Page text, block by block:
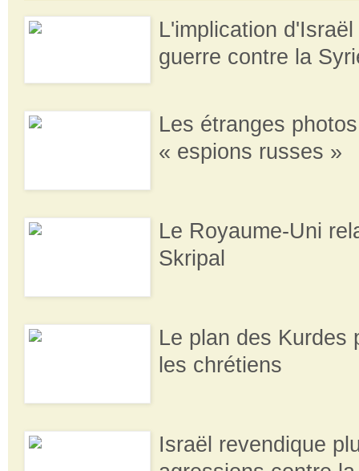
L'implication
guerre contre la
Les étranges
« espions russes »
Le Royaume-Uni
Skripal
Le plan des Kurdes
les chrétiens
Israël revendique